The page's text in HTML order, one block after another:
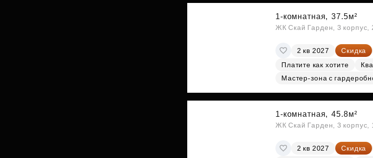
1-комнатная, 37.5м²
ЖК Скай Гарден, 3
2 кв 2027 Скидка
Платите как хотите
Мастер-зона с
1-комнатная, 45.8м²
ЖК Скай Гарден, 3 корпус,
2 кв 2027 Скидка